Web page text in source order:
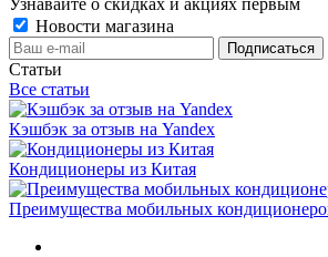
Новости магазина
Статьи
Все статьи
Кэшбэк за отзыв на Yandex
Кондиционеры из Китая
Преимущества мобильных